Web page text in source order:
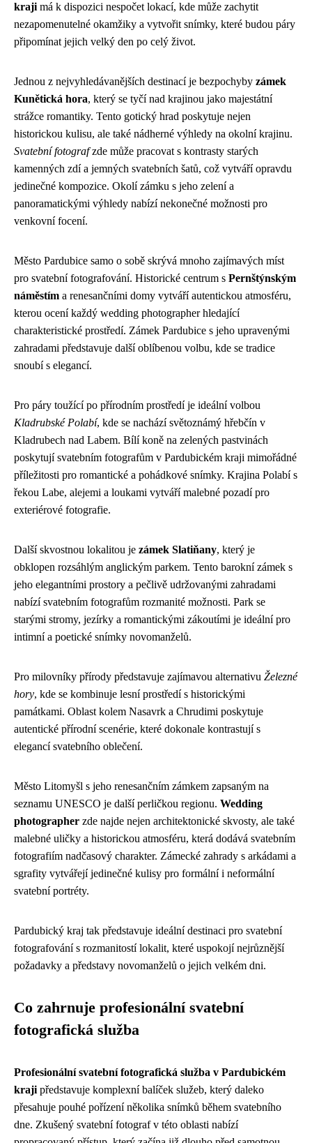
kraji má k dispozici nespočet lokací, kde může zachytit
nezapomenutelné okamžiky a vytvořit snímky, které budou páry
připomínat jejich velký den po celý život.
Jednou z nejvyhledávanějších destinací je bezpochyby zámek
Kunětická hora, který se tyčí nad krajinou jako majestátní
strážce romantiky. Tento gotický hrad poskytuje nejen
historickou kulisu, ale také nádherné výhledy na okolní krajinu.
Svatební fotografzde může pracovat s kontrasty starých
kamenných zdí a jemných svatebních šatů, což vytváří opravdu
jedinečné kompozice. Okolí zámku s jeho zelení a
panoramatickými výhledy nabízí nekonečné možnosti pro
venkovní focení.
Město Pardubice samo o sobě skrývá mnoho zajímavých míst
pro svatební fotografování. Historické centrum s Pernštýnským
náměstím a renesančními domy vytváří autentickou atmosféru,
kterou ocení každý wedding photographer hledající
charakteristické prostředí. Zámek Pardubice s jeho upravenými
zahradami představuje další oblíbenou volbu, kde se tradice
snoubí s elegancí.
Pro páry toužící po přírodním prostředí je ideální volbou
Kladrubské Polabí, kde se nachází světoznámý hřebčín v
Kladrubech nad Labem. Bílí koně na zelených pastvinách
poskytují svatebním fotografům v Pardubickém kraji mimořádné
příležitosti pro romantické a pohádkové snímky. Krajina Polabí s
řekou Labe, alejemi a loukami vytváří malebné pozadí pro
exteriérové fotografie.
Další skvostnou lokalitou je zámek Slatiňany, který je
obklopen rozsáhlým anglickým parkem. Tento barokní zámek s
jeho elegantními prostory a pečlivě udržovanými zahradami
nabízí svatebním fotografům rozmanité možnosti. Park se
starými stromy, jezírky a romantickými zákoutími je ideální pro
intimní a poetické snímky novomanželů.
Pro milovníky přírody představuje zajímavou alternativu Železné
hory, kde se kombinuje lesní prostředí s historickými
památkami. Oblast kolem Nasavrk a Chrudimi poskytuje
autentické přírodní scenérie, které dokonale kontrastují s
elegancí svatebního oblečení.
Město Litomyšl s jeho renesančním zámkem zapsaným na
seznamu UNESCO je další perličkou regionu. Wedding
photographer zde najde nejen architektonické skvosty, ale také
malebné uličky a historickou atmosféru, která dodává svatebním
fotografiím nadčasový charakter. Zámecké zahrady s arkádami a
sgrafity vytvářejí jedinečné kulisy pro formální i neformální
svatební portréty.
Pardubický kraj tak představuje ideální destinaci pro svatební
fotografování s rozmanitostí lokalit, které uspokojí nejrůznější
požadavky a představy novomanželů o jejich velkém dni.
Co zahrnuje profesionální svatební
fotografická služba
Profesionální svatební fotografická služba v Pardubickém
kraji představuje komplexní balíček služeb, který daleko
přesahuje pouhé pořízení několika snímků během svatebního
dne. Zkušený svatební fotograf v této oblasti nabízí